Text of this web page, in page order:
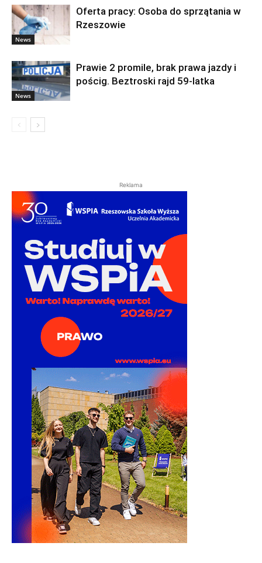
News
Oferta pracy: Osoba do sprzątania w
Rzeszowie
News
Prawie 2 promile, brak prawa jazdy i
pościg. Beztroski rajd 59-latka
Reklama